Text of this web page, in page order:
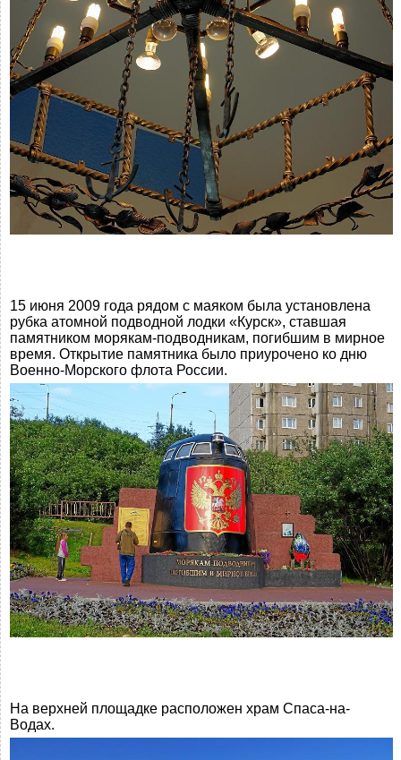
15 июня 2009 года рядом с маяком была установлена
рубка атомной подводной лодки «Курск», ставшая
памятником морякам-подводникам, погибшим в мирное
время. Открытие памятника было приурочено ко дню
Военно-Морского флота России.
На верхней площадке расположен храм Спаса-на-
Водах.